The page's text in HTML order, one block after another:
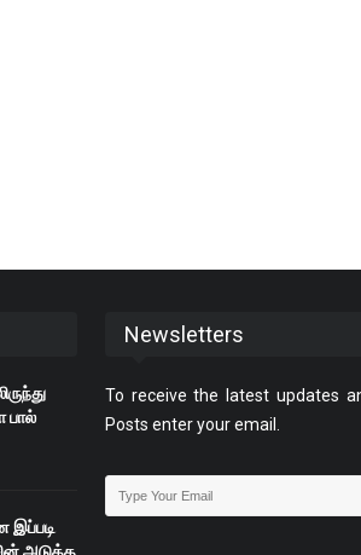
பால்
இப்படி
அடுத்த
Newsletters
To receive the latest updates
Posts enter your email.